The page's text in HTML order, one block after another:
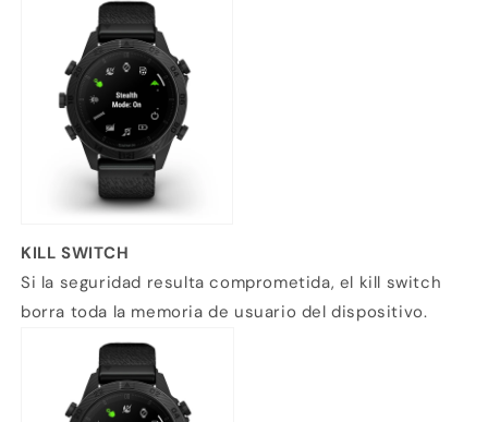
KILL SWITCH
Si la seguridad resulta comprometida, el kill switch
borra toda la memoria de usuario del dispositivo.